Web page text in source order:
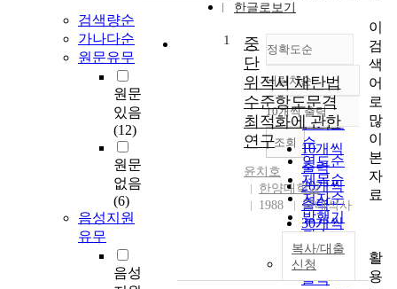
검색량순
가나다순
원문유무
원문
있음
(12)
원문
없음
(6)
음성지원
유무
음성
한글로보기
정확도순
정확도
순
인기도
순
연도순
제목순
저자순
발행기
관순
내림차순
내림차순
10개씩 출력
10개씩
출력
20개씩
출력
30개씩
출력
50개씩
출력
조회
1
중
단
위적서 채탄법
수준항도문격
최적화에 관한
연구
윤치호
한양대학교
1988
국내석사
복사/대출
신청
이
검
색
어
로
많
이
본
자
료
활
용